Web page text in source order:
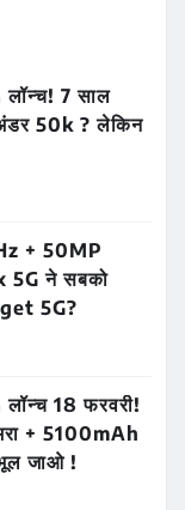
7 साल
50k ? लेकिन
+ 50MP
5G ने सबको
5G?
18 फरवरी!
+ 5100mAh
जाओ !